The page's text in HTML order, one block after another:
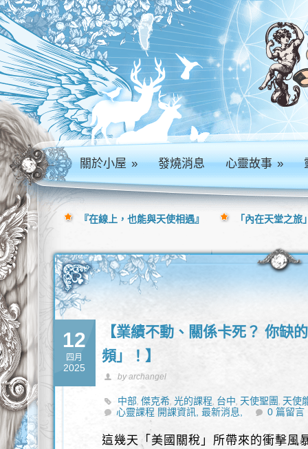
關於小屋» 發燒消息 心靈故事»
12
四月
2025
【業績不動、關係卡死？ 你缺
頻」！】
by archangel
中部,傑克希,光的課程, 台中, 天使聖團, 天使
量,豐盛, 身心靈
心靈課程 開課資訊,最新消息, 0 篇留言
這幾天「美國關稅」所帶來的衝擊風
『在線上，也能與天使相遇』 「內在天堂之